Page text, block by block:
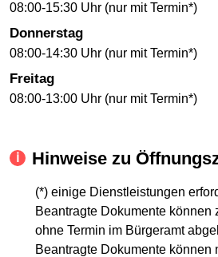
08:00-15:30 Uhr (nur mit Termin*)
Donnerstag
08:00-14:30 Uhr (nur mit Termin*)
Freitag
08:00-13:00 Uhr (nur mit Termin*)
Hinweise zu
(*) einige Dienstleistungen
Beantragte Dokumente können
ohne Termin im Bürgeramt
Beantragte Dokumente können